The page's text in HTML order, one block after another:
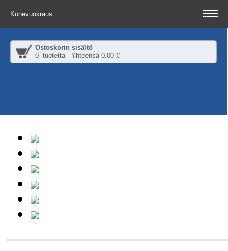
Konevuokraus
Ostoskorin sisältö
0 tuotetta - Yhteensä 0.00 €